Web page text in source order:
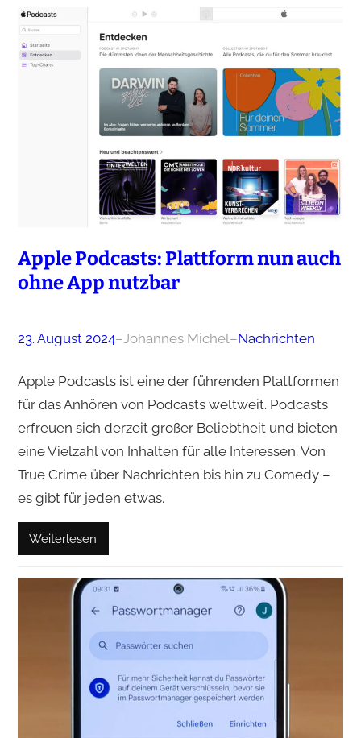
Apple Podcasts: Plattform nun auch
ohne App nutzbar
23. August 2024–Johannes Michel–Nachrichten
Apple Podcasts ist eine der führenden Plattformen
für das Anhören von Podcasts weltweit. Podcasts
erfreuen sich derzeit großer Beliebtheit und bieten
eine Vielzahl von Inhalten für alle Interessen. Von
True Crime über Nachrichten bis hin zu Comedy –
es gibt für jeden etwas.
Weiterlesen